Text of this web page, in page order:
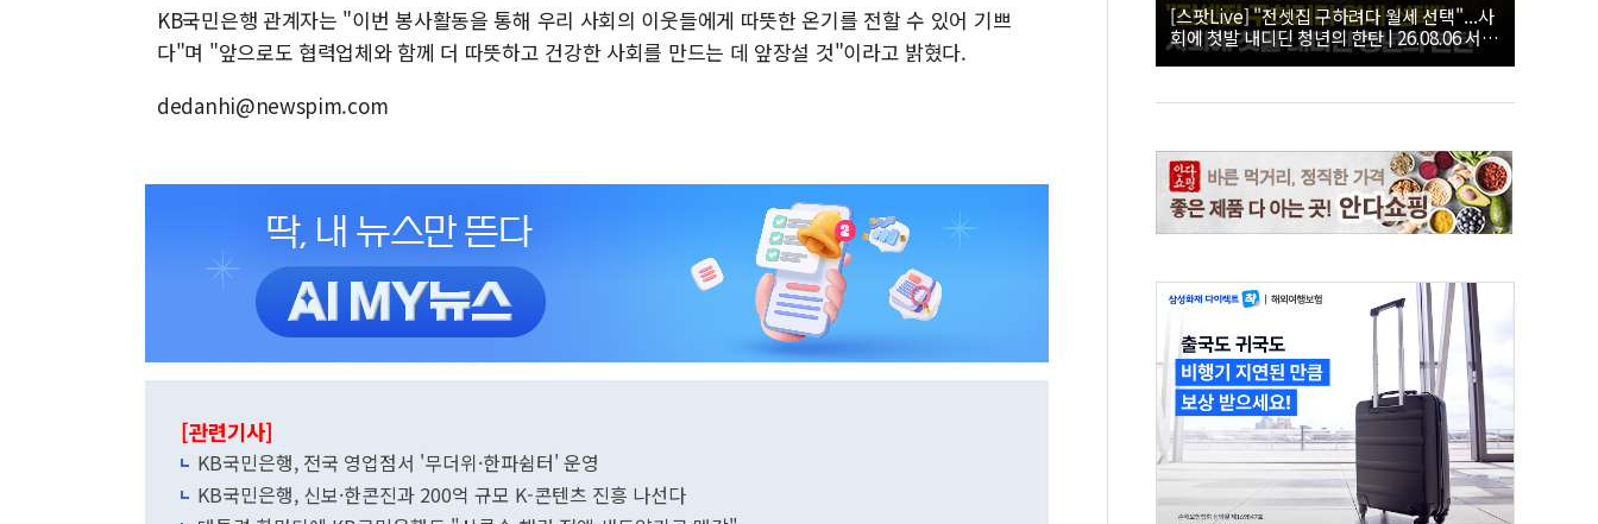
KB국민은행 관계자는 "이번 봉사활동을 통해 우리 사회의 이웃들에게 따뜻한 온기를 전할 수 있어 기쁘
다"며 "앞으로도 협력업체와 함께 더 따뜻하고 건강한 사회를 만드는 데 앞장설 것"이라고 밝혔다.
dedanhi@newspim.com
[관련기사]
KB국민은행, 전국 영업점서 '무더위·한파쉼터' 운영
KB국민은행, 신보·한콘진과 200억 규모 K-콘텐츠 진흥 나선다
[스팟Live] "전셋집 구하려다 월세 선택"...사
회에 첫발 내디딘 청년의 한탄 | 26.08.06 서울
시 부동산 대토론회